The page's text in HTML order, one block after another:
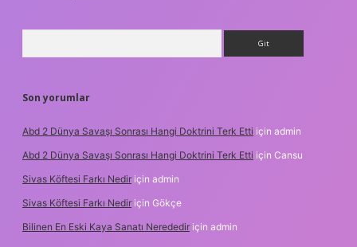
Son yorumlar
Abd 2 Dünya Savaşı Sonrası Hangi Doktrini Terk Etti için admin
Abd 2 Dünya Savaşı Sonrası Hangi Doktrini Terk Etti için Cansu
Sivas Köftesi Farkı Nedir için admin
Sivas Köftesi Farkı Nedir için Gökçe
Bilinen En Eski Kaya Sanatı Nerededir için admin